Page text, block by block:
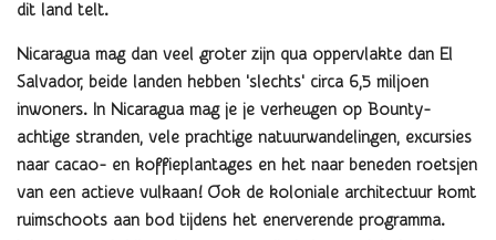
dit land telt.
Nicaragua mag dan veel groter zijn qua oppervlakte dan El
Salvador, beide landen hebben 'slechts' circa 6,5 miljoen
inwoners. In Nicaragua mag je je verheugen op Bounty-
achtige stranden, vele prachtige natuurwandelingen, excursies
naar cacao- en koffieplantages en het naar beneden roetsjen
van een actieve vulkaan! Ook de koloniale architectuur komt
ruimschoots aan bod tijdens het enerverende programma.